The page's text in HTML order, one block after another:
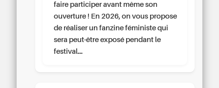
faire participer avant même son
ouverture ! En 2026, on vous propose
de réaliser un fanzine féministe qui
sera peut-être exposé pendant le
festival…